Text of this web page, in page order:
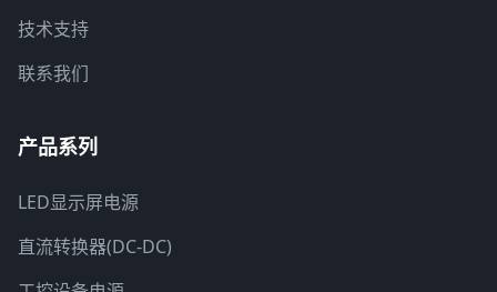
技术支持
联系我们
产品系列
LED显示屏电源
直流转换器(DC-DC)